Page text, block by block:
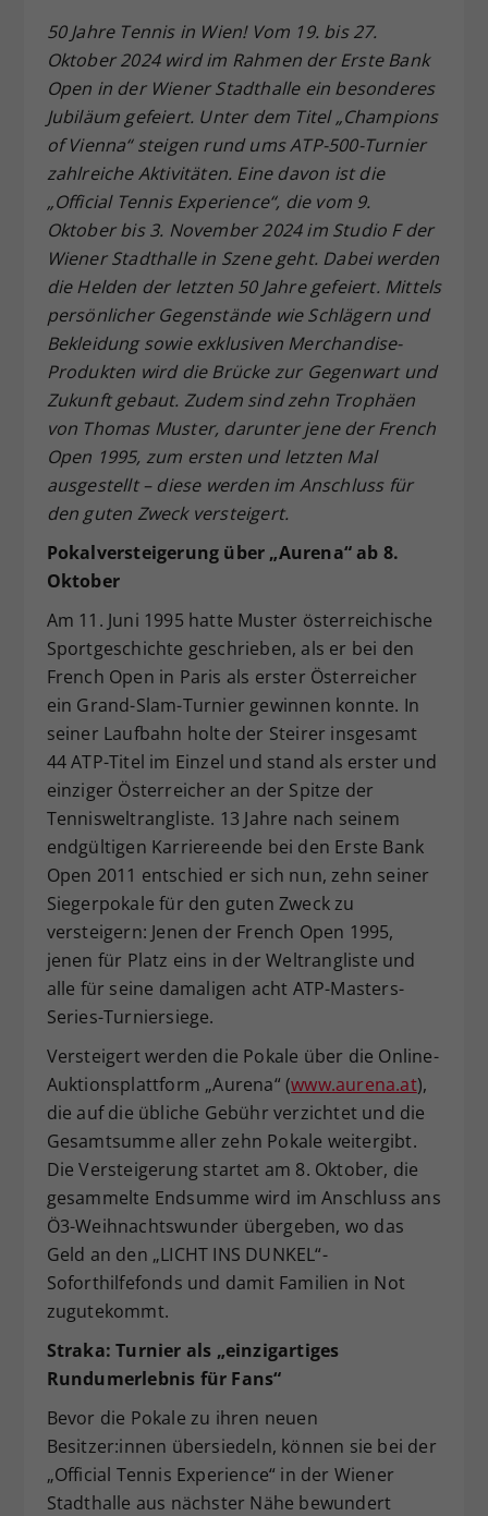
50 Jahre Tennis in Wien! Vom 19. bis 27.
Oktober 2024 wird im Rahmen der Erste Bank
Open in der Wiener Stadthalle ein besonderes
Jubiläum gefeiert. Unter dem Titel „Champions
of Vienna“ steigen rund ums ATP-500-Turnier
zahlreiche Aktivitäten. Eine davon ist die
„Official Tennis Experience“, die vom 9.
Oktober bis 3. November 2024 im Studio F der
Wiener Stadthalle in Szene geht. Dabei werden
die Helden der letzten 50 Jahre gefeiert. Mittels
persönlicher Gegenstände wie Schlägern und
Bekleidung sowie exklusiven Merchandise-
Produkten wird die Brücke zur Gegenwart und
Zukunft gebaut. Zudem sind zehn Trophäen
von Thomas Muster, darunter jene der French
Open 1995, zum ersten und letzten Mal
ausgestellt – diese werden im Anschluss für
den guten Zweck versteigert.
Pokalversteigerung über „Aurena“ ab 8.
Oktober
Am 11. Juni 1995 hatte Muster österreichische
Sportgeschichte geschrieben, als er bei den
French Open in Paris als erster Österreicher
ein Grand-Slam-Turnier gewinnen konnte. In
seiner Laufbahn holte der Steirer insgesamt
44 ATP-Titel im Einzel und stand als erster und
einziger Österreicher an der Spitze der
Tennisweltrangliste. 13 Jahre nach seinem
endgültigen Karriereende bei den Erste Bank
Open 2011 entschied er sich nun, zehn seiner
Siegerpokale für den guten Zweck zu
versteigern: Jenen der French Open 1995,
jenen für Platz eins in der Weltrangliste und
alle für seine damaligen acht ATP-Masters-
Series-Turniersiege.
Versteigert werden die Pokale über die Online-
Auktionsplattform „Aurena“ (www.aurena.at),
die auf die übliche Gebühr verzichtet und die
Gesamtsumme aller zehn Pokale weitergibt.
Die Versteigerung startet am 8. Oktober, die
gesammelte Endsumme wird im Anschluss ans
Ö3-Weihnachtswunder übergeben, wo das
Geld an den „LICHT INS DUNKEL“-
Soforthilfefonds und damit Familien in Not
zugutekommt.
Straka: Turnier als „einzigartiges
Rundumerlebnis für Fans“
Bevor die Pokale zu ihren neuen
Besitzer:innen übersiedeln, können sie bei der
„Official Tennis Experience“ in der Wiener
Stadthalle aus nächster Nähe bewundert
Zweck
Dieser Wert speichert Ihre Consent-
Einstellungen. Unter anderem eine
historische Speicherung Ihrer
vorgenommen Einstellungen, falls der
Webseiten-Betreiber dies eingestellt
hat.